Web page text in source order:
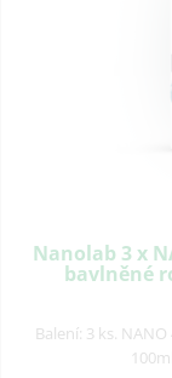
Nanolab 3 x
bavlněné
Balení: 3 ks.